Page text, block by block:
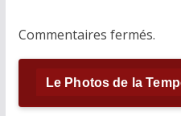
Commentaires fermés.
Le Photos de la